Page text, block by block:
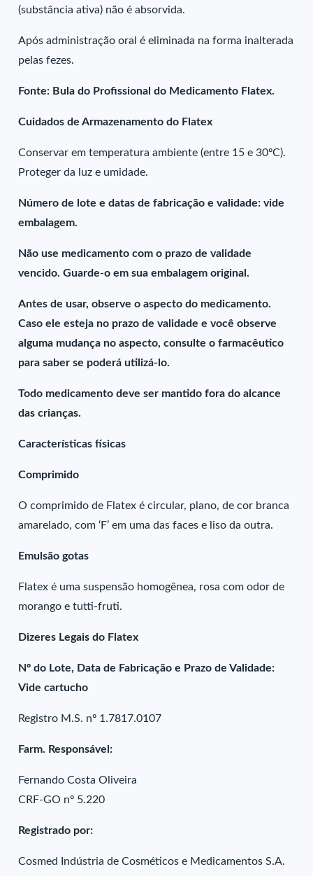
(substância ativa) não é absorvida.
Após administração oral é eliminada na forma inalterada
pelas fezes.
Fonte: Bula do Profissional do Medicamento Flatex.
Cuidados de Armazenamento do Flatex
Conservar em temperatura ambiente (entre 15 e 30ºC).
Proteger da luz e umidade.
Número de lote e datas de fabricação e validade: vide
embalagem.
Não use medicamento com o prazo de validade
vencido. Guarde-o em sua embalagem original.
Antes de usar, observe o aspecto do medicamento.
Caso ele esteja no prazo de validade e você observe
alguma mudança no aspecto, consulte o farmacêutico
para saber se poderá utilizá-lo.
Todo medicamento deve ser mantido fora do alcance
das crianças.
Características físicas
Comprimido
O comprimido de Flatex é circular, plano, de cor branca
amarelado, com ‘F’ em uma das faces e liso da outra.
Emulsão gotas
Flatex é uma suspensão homogênea, rosa com odor de
morango e tutti-fruti.
Dizeres Legais do Flatex
Nº do Lote, Data de Fabricação e Prazo de Validade:
Vide cartucho
Registro M.S. nº 1.7817.0107
Farm. Responsável:
Fernando Costa Oliveira
CRF-GO nº 5.220
Registrado por:
Cosmed Indústria de Cosméticos e Medicamentos S.A.